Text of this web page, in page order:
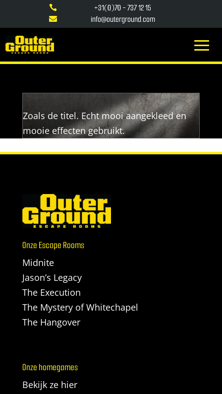
 +31(0)70 - 737 12 15
 info@outerground.com
Zoals de titel. Echt mooi aangekleed en
mooie effecten gebruikt.
Onze Escape Rooms
Midnite
Jason’s Legacy
The Execution
The Mystery of Whitechapel
The Hangover
Onze homegames
Bekijk ze hier